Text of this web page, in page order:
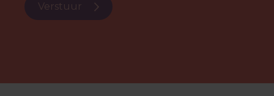
Verstuur